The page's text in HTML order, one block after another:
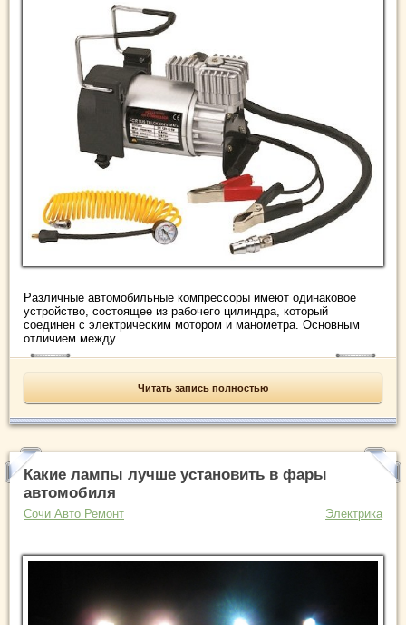
Различные автомобильные компрессоры имеют одинаковое
устройство, состоящее из рабочего цилиндра, который
соединен с электрическим мотором и манометра. Основным
отличием между ...
Читать запись полностью
Какие лампы лучше установить в фары
автомобиля
Сочи Авто Ремонт Электрика